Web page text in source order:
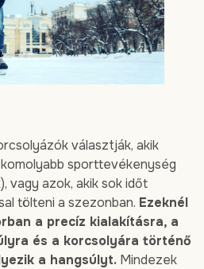
választják, akik
sporttevékenység
vagy azok, akik sok időt
tölteni a szezonban. Ezeknél
a precíz kialakításra, a
és a korcsolyára történő
a hangsúlyt. Mindezek